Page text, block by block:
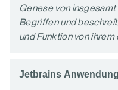
Genese von
Begriffen und
und Funktion von
Jetbrains